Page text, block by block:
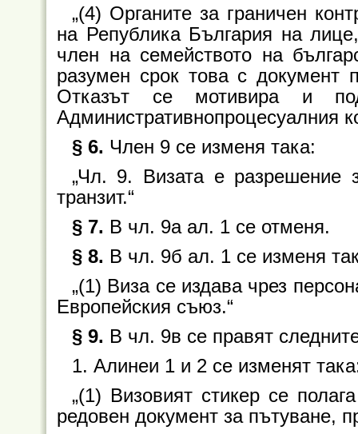
„(4) Органите за граничен
на Република България на
член на семейството на
разумен срок това с документ
Отказът се мотивира и
Административнопроцесуалния
§ 6. Член 9 се изменя така:
„Чл. 9. Визата е разрешение
транзит.“
§ 7. В чл. 9а ал. 1 се отменя.
§ 8. В чл. 9б ал. 1 се изменя
„(1) Виза се издава чрез
Европейския съюз.“
§ 9. В чл. 9в се правят
1. Алинеи 1 и 2 се изменят
„(1) Визовият стикер се
редовен документ за пътуване,